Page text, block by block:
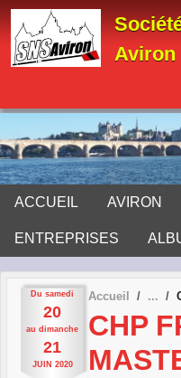
Aviron
ACCUEIL AVIRON
ENTREPRISES
Du samedi
20
au dimanche
21
JUIN 2020
Accueil
CHP
Panneau de gestion des